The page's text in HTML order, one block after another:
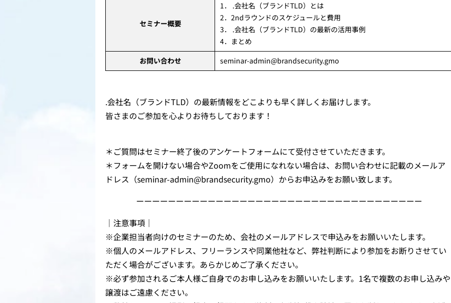
セミナー概要
1． .会社名（ブランドTLD）とは
2．2ndラウンドのスケジュールと費用
3． .会社名（ブランドTLD）の最新の活用事例
4．まとめ
お問い合わせ
seminar-admin@brandsecurity.gmo
.会社名（ブランドTLD）の最新情報をどこよりも早く詳しくお届けします。
皆さまのご参加を心よりお待ちしております！
＊ご質問はセミナー終了後のアンケートフォームにて受付させていただきます。
＊フォームを開けない場合やZoomをご使用になれない場合は、お問い合わせに記載のメールア
ドレス（seminar-admin@brandsecurity.gmo）からお申込みをお願い致します。
ーーーーーーーーーーーーーーーーーーーーーーーーーーーーーーーーーーーー
｜注意事項｜
※企業担当者向けのセミナーのため、会社のメールアドレスで申込みをお願いいたします。
※個人のメールアドレス、フリーランスや同業他社など、弊社判断により参加をお断りさせてい
ただく場合がございます。あらかじめご了承ください。
※必ず参加されるご本人様ご自身でのお申し込みをお願いいたします。1名で複数のお申し込みや
譲渡はご遠慮ください。